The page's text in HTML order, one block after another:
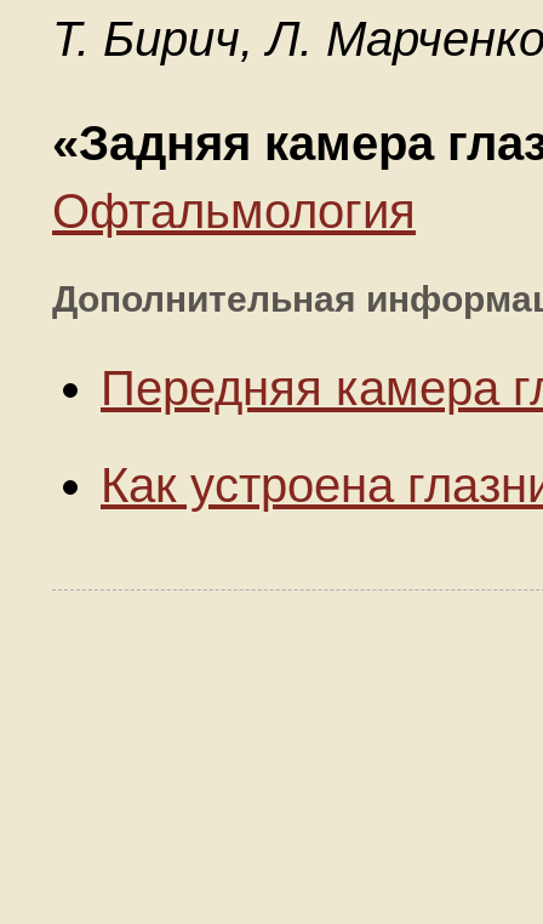
Т. Бирич, Л.
«Задняя камера
Офтальмология
Дополнительная
Передняя камера
Как устроена